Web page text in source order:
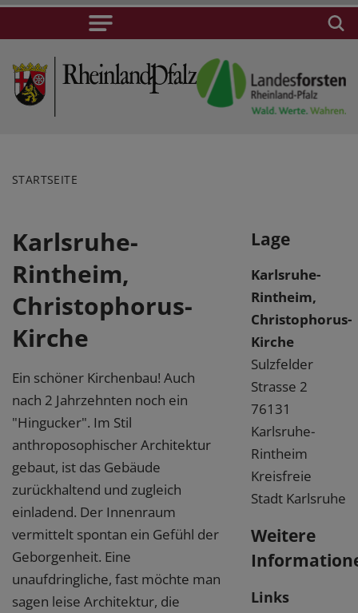
STARTSEITE
Karlsruhe-
Rintheim,
Christophorus-
Kirche
Ein schöner Kirchenbau! Auch
nach 2 Jahrzehnten noch ein
"Hingucker". Im Stil
anthroposophischer Architektur
gebaut, ist das Gebäude
zurückhaltend und zugleich
einladend. Der Innenraum
vermittelt spontan ein Gefühl der
Geborgenheit. Eine
unaufdringliche, fast möchte man
sagen leise Architektur, die
Lage
Karlsruhe-
Rintheim,
Christophorus-
Kirche
Sulzfelder
Strasse 2
76131
Karlsruhe-
Rintheim
Kreisfreie
Stadt Karlsruhe
Weitere
Links